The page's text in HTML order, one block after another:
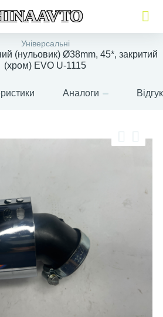
Універсальні
(нульовик) Ø38mm, 45*, закритий
(хром) EVO U-1115
Аналоги